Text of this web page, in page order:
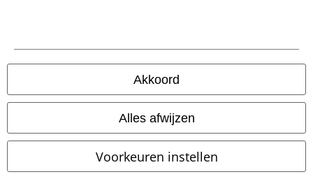
Akkoord
Alles afwijzen
Voorkeuren instellen
Alle prijzen incl.wettelijke BTW
© 1986-2026 Large Popmerchandising BV
Onze online shops